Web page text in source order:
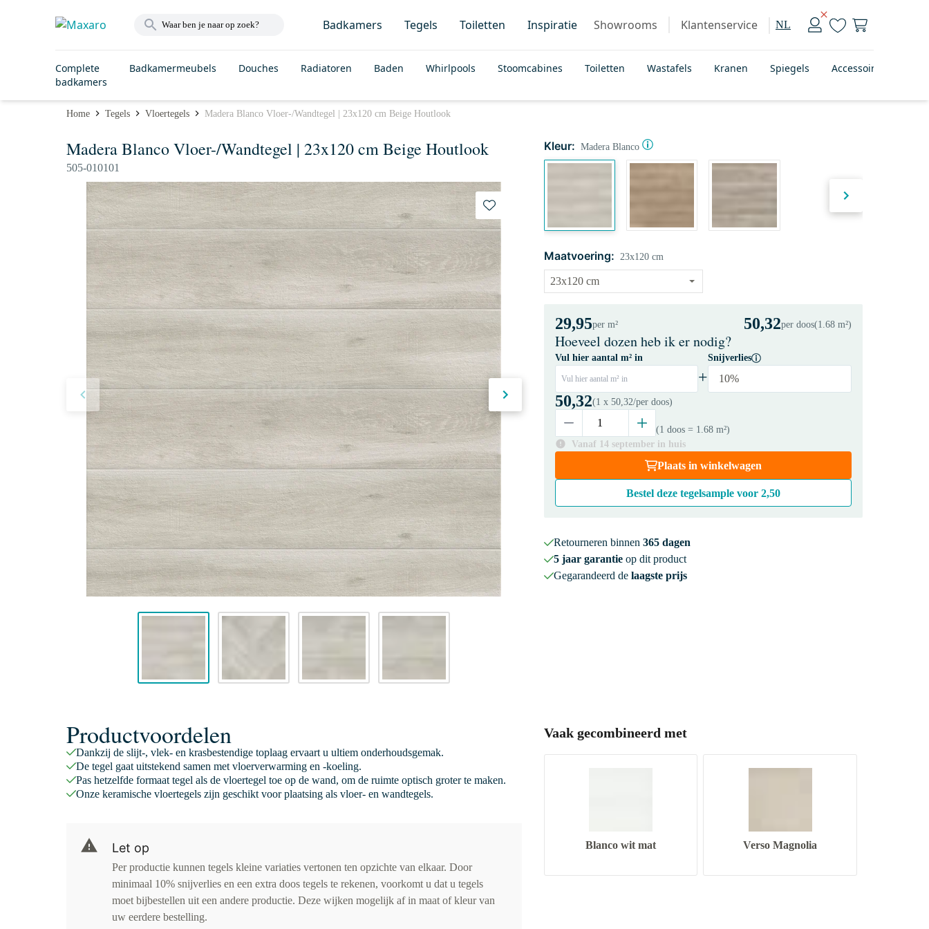
Badkamers Tegels Toiletten Inspiratie Showrooms Klantenservice NL
Complete
badkamers
Badkamermeubels Douches Radiatoren Baden Whirlpools Stoomcabines Toiletten Wastafels Kranen Spiegels Accessoires
Home Tegels Vloertegels Madera Blanco Vloer-/Wandtegel | 23x120 cm Beige Houtlook
Madera Blanco Vloer-/Wandtegel | 23x120 cm Beige Houtlook
505-010101
Kleur: Madera Blanco
Maatvoering: 23x120 cm
29,95per m² 50,32per doos(1.68 m²)
Hoeveel dozen heb ik er nodig?
Vul hier aantal m² in
Vul hier aantal m² in +
Snijverlies
10%
50,32(1 x 50,32/per doos)
(1 doos = 1.68 m²)
Vanaf 14 september in huis
Plaats in winkelwagen
Bestel deze tegelsample voor 2,50
Retourneren binnen 365 dagen
5 jaar garantieop dit product
Gegarandeerd de laagste prijs
Productvoordelen
Dankzij de slijt-, vlek- en krasbestendige toplaag ervaart u ultiem onderhoudsgemak.
De tegel gaat uitstekend samen met vloerverwarming en -koeling.
Pas hetzelfde formaat tegel als de vloertegel toe op de wand, om de ruimte optisch groter te maken.
Onze keramische vloertegels zijn geschikt voor plaatsing als vloer- en wandtegels.
Let op
Per productie kunnen tegels kleine variaties vertonen ten opzichte van elkaar. Door
minimaal 10% snijverlies en een extra doos tegels te rekenen, voorkomt u dat u tegels
moet bijbestellen uit een andere productie. Deze wijken mogelijk af in maat of kleur van
uw eerdere bestelling.
Vaak gecombineerd met
Blanco wit mat Verso Magnolia